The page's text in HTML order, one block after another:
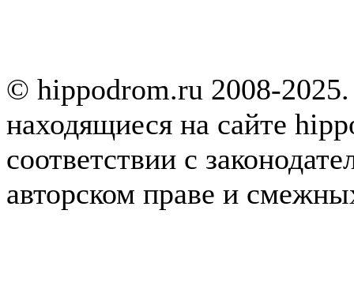
© hippodrom.ru 2008-
находящиеся на сайте
соответствии с
авторском праве и